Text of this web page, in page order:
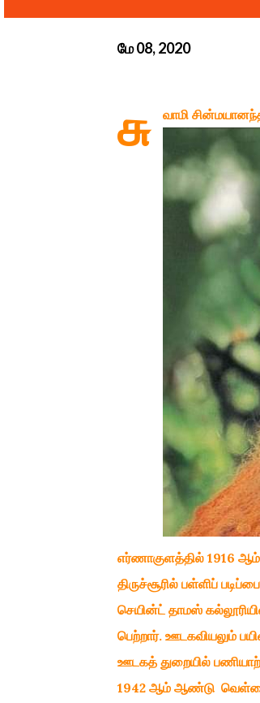
மே 08, 2020
சு வாமி
எர்ணாகுளத்தில் 1916 ஆம்
திருச்சூரில் பள்ளிப்
செயின்ட் தாமஸ்
பெற்றார். ஊடகவியலும்
ஊடகத் துறையில்
1942 ஆம் ஆண்டு